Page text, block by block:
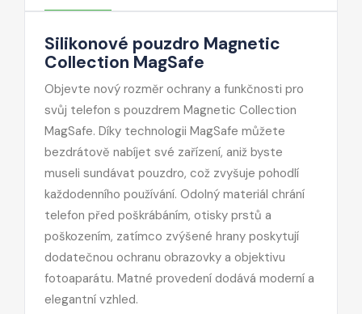
Silikonové pouzdro Magnetic
Collection MagSafe
Objevte nový rozměr ochrany a funkčnosti pro
svůj telefon s pouzdrem Magnetic Collection
MagSafe. Díky technologii MagSafe můžete
bezdrátově nabíjet své zařízení, aniž byste
museli sundávat pouzdro, což zvyšuje pohodlí
každodenního používání. Odolný materiál chrání
telefon před poškrábáním, otisky prstů a
poškozením, zatímco zvýšené hrany poskytují
dodatečnou ochranu obrazovky a objektivu
fotoaparátu. Matné provedení dodává moderní a
elegantní vzhled.